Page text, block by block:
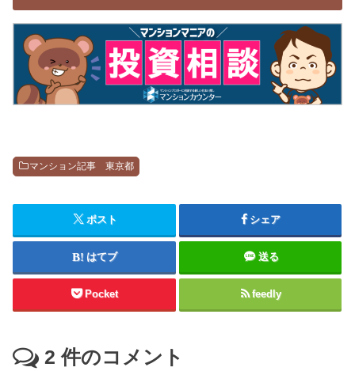
マンション記事 東京都
ポスト シェア
はてブ 送る
Pocket feedly
2 件のコメント